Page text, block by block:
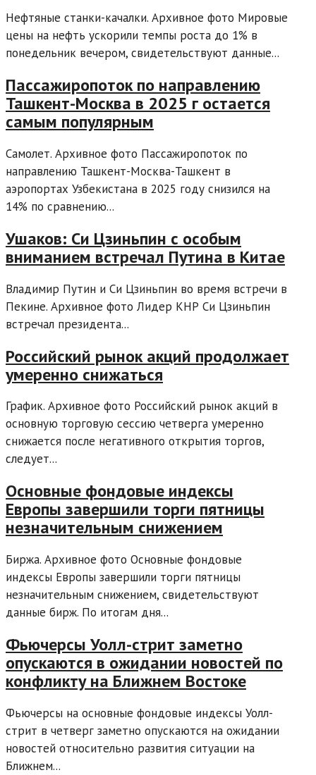
Нефтяные станки-качалки. Архивное фото Мировые
цены на нефть ускорили темпы роста до 1% в
понедельник вечером, свидетельствуют данные...
Пассажиропоток по направлению
Ташкент-Москва в 2025 г остается
самым популярным
Самолет. Архивное фото Пассажиропоток по
направлению Ташкент-Москва-Ташкент в
аэропортах Узбекистана в 2025 году снизился на
14% по сравнению...
Ушаков: Си Цзиньпин с особым
вниманием встречал Путина в Китае
Владимир Путин и Си Цзиньпин во время встречи в
Пекине. Архивное фото Лидер КНР Си Цзиньпин
встречал президента...
Российский рынок акций продолжает
умеренно снижаться
График. Архивное фото Российский рынок акций в
основную торговую сессию четверга умеренно
снижается после негативного открытия торгов,
следует...
Основные фондовые индексы
Европы завершили торги пятницы
незначительным снижением
Биржа. Архивное фото Основные фондовые
индексы Европы завершили торги пятницы
незначительным снижением, свидетельствуют
данные бирж. По итогам дня...
Фьючерсы Уолл-стрит заметно
опускаются в ожидании новостей по
конфликту на Ближнем Востоке
Фьючерсы на основные фондовые индексы Уолл-
стрит в четверг заметно опускаются на ожидании
новостей относительно развития ситуации на
Ближнем...